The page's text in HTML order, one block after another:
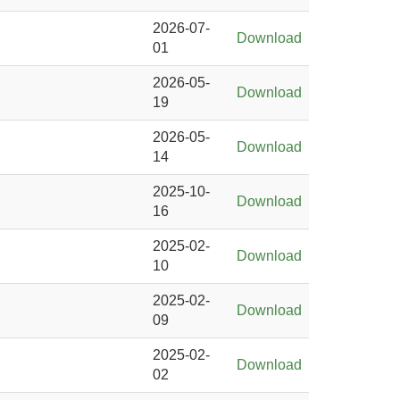
2026-07-
01
Download
2026-05-
19
Download
2026-05-
14
Download
2025-10-
16
Download
2025-02-
10
Download
2025-02-
09
Download
2025-02-
02
Download